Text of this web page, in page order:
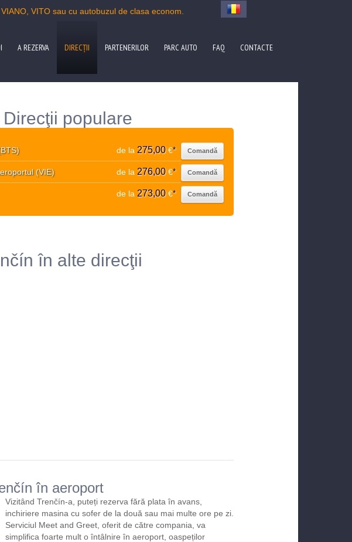
VITO sau cu autobuzul de clasa econom.
A REZERVA DIRECŢII PARTENERILOR PARC AUTO FAQ CONTACTE
populare
de la 275,00€* Comandă
(VIE) de la 276,00€* Comandă
de la 273,00€* Comandă
în alte direcţii
în aeroport
Vizitând Trenčín-a, puteți rezerva fără plata în avans,
inchiriere masina cu sofer de la două sau mai multe ore pe zi.
Serviciul Meet and Greet, oferit de către compania, va
simplifica foarte mult o întâlnire în aeroport, oaspeților